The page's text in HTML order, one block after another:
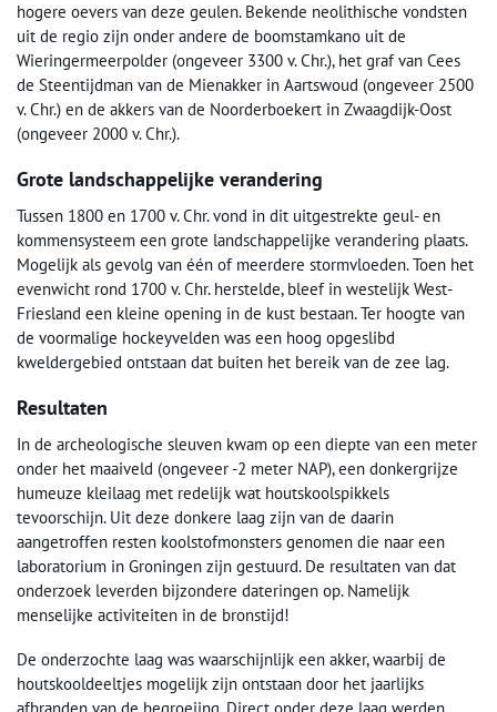
hogere oevers van deze geulen. Bekende neolithische vondsten
uit de regio zijn onder andere de boomstamkano uit de
Wieringermeerpolder (ongeveer 3300 v. Chr.), het graf van Cees
de Steentijdman van de Mienakker in Aartswoud (ongeveer 2500
v. Chr.) en de akkers van de Noorderboekert in Zwaagdijk-Oost
(ongeveer 2000 v. Chr.).
Grote landschappelijke verandering
Tussen 1800 en 1700 v. Chr. vond in dit uitgestrekte geul- en
kommensysteem een grote landschappelijke verandering plaats.
Mogelijk als gevolg van één of meerdere stormvloeden. Toen het
evenwicht rond 1700 v. Chr. herstelde, bleef in westelijk West-
Friesland een kleine opening in de kust bestaan. Ter hoogte van
de voormalige hockeyvelden was een hoog opgeslibd
kweldergebied ontstaan dat buiten het bereik van de zee lag.
Resultaten
In de archeologische sleuven kwam op een diepte van een meter
onder het maaiveld (ongeveer -2 meter NAP), een donkergrijze
humeuze kleilaag met redelijk wat houtskoolspikkels
tevoorschijn. Uit deze donkere laag zijn van de daarin
aangetroffen resten koolstofmonsters genomen die naar een
laboratorium in Groningen zijn gestuurd. De resultaten van dat
onderzoek leverden bijzondere dateringen op. Namelijk
menselijke activiteiten in de bronstijd!
De onderzochte laag was waarschijnlijk een akker, waarbij de
houtskooldeeltjes mogelijk zijn ontstaan door het jaarlijks